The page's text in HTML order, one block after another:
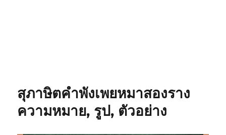
สุภาษิตคำพังเพยหมาสองราง
ความหมาย, รูป, ตัวอย่าง